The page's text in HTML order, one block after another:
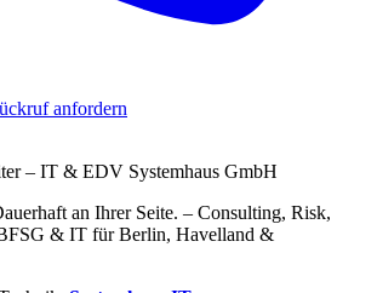
anfordern
– IT & EDV Systemhaus GmbH
an Ihrer Seite. – Consulting, Risk,
& IT für Berlin, Havelland &